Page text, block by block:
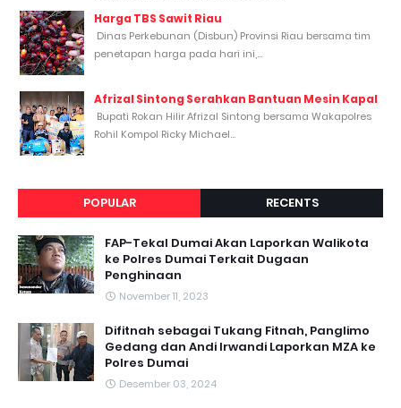
Harga TBS Sawit Riau
Dinas Perkebunan (Disbun) Provinsi Riau bersama tim
penetapan harga pada hari ini,...
Afrizal Sintong Serahkan Bantuan Mesin Kapal
Bupati Rokan Hilir Afrizal Sintong bersama Wakapolres
Rohil Kompol Ricky Michael...
POPULAR RECENTS
FAP-Tekal Dumai Akan Laporkan Walikota
ke Polres Dumai Terkait Dugaan
Penghinaan
November 11, 2023
Difitnah sebagai Tukang Fitnah, Panglimo
Gedang dan Andi Irwandi Laporkan MZA ke
Polres Dumai
Desember 03, 2024